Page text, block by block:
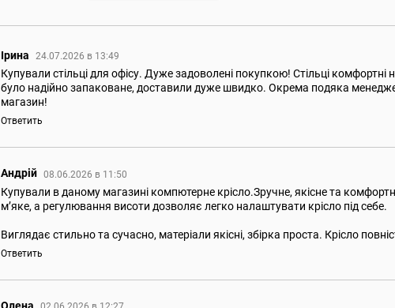
Ірина 24.07.2026 в 13:49
Купували стільці для офісу. Дуже задоволені покупкою! Стільці комфортні
було надійно запаковане, доставили дуже швидко. Окрема подяка
магазин!
Ответить
Андрій 08.06.2026 в 11:50
Купували в даному магазині компютерне крісло.Зручне, якісне та
м’яке, а регулювання висоти дозволяє легко налаштувати крісло під себе.
Виглядає стильно та сучасно, матеріали якісні, збірка проста. Крісло
Ответить